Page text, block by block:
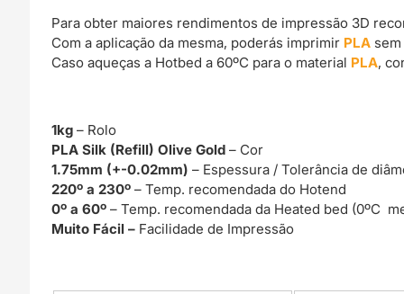
Para obter maiores rendimentos de impressão 3D
Com a aplicação da mesma, poderás imprimir PLA
Caso aqueças a Hotbed a 60ºC para o material PLA,
1kg – Rolo
PLA Silk (Refill) Olive Gold– Cor
1.75mm (+-0.02mm)– Espessura / Tolerância de
220º a 230º– Temp. recomendada do Hotend
0º a 60º– Temp. recomendada da Heated bed (0ºC
Muito Fácil – Facilidade de Impressão